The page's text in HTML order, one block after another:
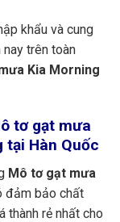
khẩu và cung
trên toàn
Kia Morning
tơ gạt mưa
tại Hàn Quốc
Mô tơ gạt mưa
đảm bảo chất
thành rẻ nhất cho